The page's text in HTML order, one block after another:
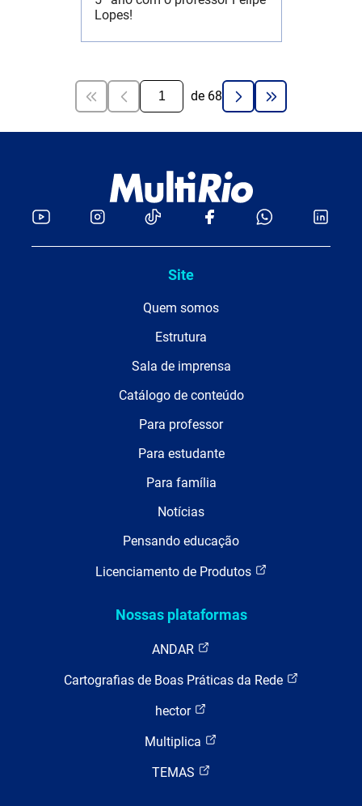
Lopes!
de 68
Site
Quem somos
Estrutura
Sala de imprensa
Catálogo de conteúdo
Para professor
Para estudante
Para família
Notícias
Pensando educação
Licenciamento de Produtos
Nossas plataformas
ANDAR
Cartografias de Boas Práticas da Rede
hector
Multiplica
TEMAS